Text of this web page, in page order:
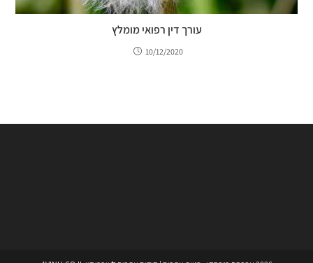
עורך דין רפואי מומלץ
10/12/2020